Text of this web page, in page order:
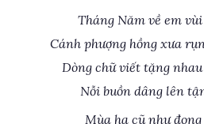
Tháng Năm về em
Cánh phượng hồng xưa
Dòng chữ viết tặng
Nỗi buồn dâng lên
Mùa hạ cũ như